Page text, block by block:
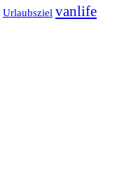
Urlaubsziel vanlife